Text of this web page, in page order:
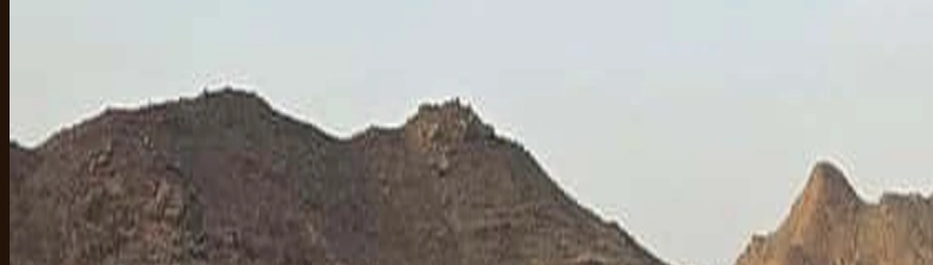
Si tu as toujours voulu essayer la plongée en eau chaude et claire, c'est ici. Les récifs maison sont à 30 mètres et un
récif aux dauphins au large de Sahl Hasheesh. On a deux partenaires : un pour les anglophones et germanophones, et un
Planifier une journée de plongée à Hurghada Centre PADI / SSI, programmes débutants, sorties certifiées.
Plongeurs francophones — accompagnement en français